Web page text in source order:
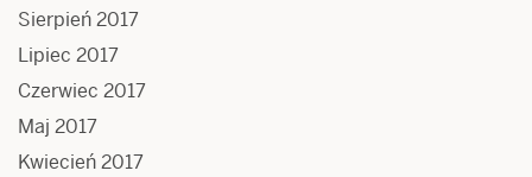
Sierpień 2017
Lipiec 2017
Czerwiec 2017
Maj 2017
Kwiecień 2017